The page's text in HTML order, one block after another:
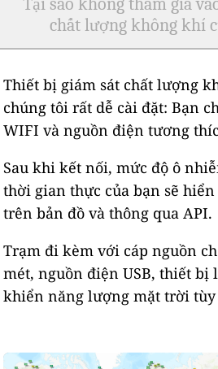
chất lượng không khí
Thiết bị giám sát chất lượng
chúng tôi rất dễ cài đặt: Bạn
WIFI và nguồn điện tương
Sau khi kết nối, mức độ ô
thời gian thực của bạn sẽ
trên bản đồ và thông qua API.
Trạm đi kèm với cáp nguồn
mét, nguồn điện USB, thiết bị
khiển năng lượng mặt trời tùy